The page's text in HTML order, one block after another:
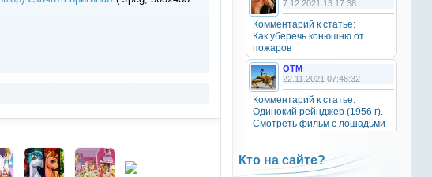
OTM
6 сентября 2025
Grey-Rattto, привет бро
Grey-Rattto
2 сентября 2025
Все ещё в деле
Приветствую товарищи! Привет
7.12.2021 13:17:38
Комментарий к статье:
Как уберечь конюшню от
пожаров
OTM
22.11.2021 07:48:32
Комментарий к статье:
Одинокий рейнджер (1956 г).
Смотреть фильм с лошадьми
Natali
28.09.2021 15:30:39
Кто на сайте?